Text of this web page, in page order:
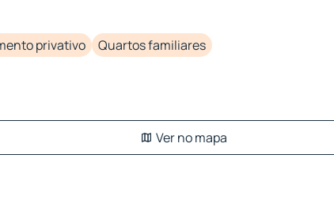
privativo Quartos familiares
Ver no mapa